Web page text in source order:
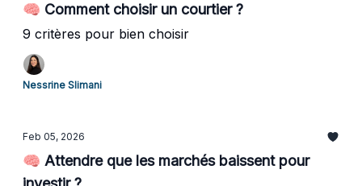
🧠 Comment choisir un courtier ?
9 critères pour bien choisir
Nessrine Slimani
Feb 05, 2026
🧠 Attendre que les marchés baissent pour